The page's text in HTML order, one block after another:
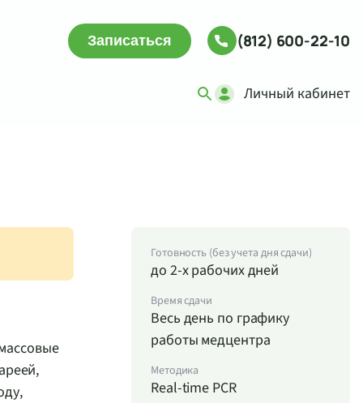
Записаться (812) 600-22-10
Личный кабинет
Готовность (без учета дня сдачи)
до 2-х рабочих дней
Время сдачи
Весь день по графику
работы медцентра
Методика
Real-time PCR